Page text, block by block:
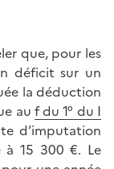
que, pour les
déficit sur un
la déduction
au f du 1° du I
d’imputation
à 15 300 €. Le